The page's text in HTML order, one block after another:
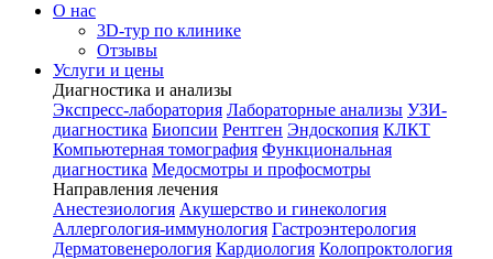
О нас
3D-тур по клинике
Отзывы
Услуги и цены
Диагностика и анализы
Экспресс-лаборатория Лабораторные анализы УЗИ-
диагностика Биопсии Рентген Эндоскопия КЛКТ
Компьютерная томография Функциональная
диагностика Медосмотры и профосмотры
Направления лечения
Анестезиология Акушерство и гинекология
Аллергология-иммунология Гастроэнтерология
Дерматовенерология Кардиология Колопроктология